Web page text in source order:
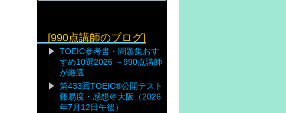
[990点講師のブログ]
TOEIC参考書・問題集おす
すめ10選2026 ～990点講師
が厳選
第433回TOEIC®公開テスト
難易度・感想＠大阪（2026
年7月12日午後）